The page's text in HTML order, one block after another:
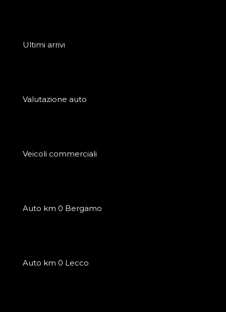
Ultimi arrivi
Valutazione auto
Veicoli commerciali
Auto km 0 Bergamo
Auto km 0 Lecco